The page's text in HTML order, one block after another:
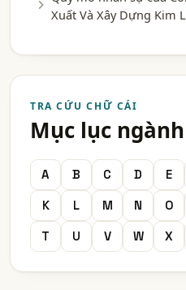
Xuất Và Xây Dựng Kim
TRA CỨU CHỮ CÁI
Mục lục
A B C D E
K
L M N O
T
U V W X